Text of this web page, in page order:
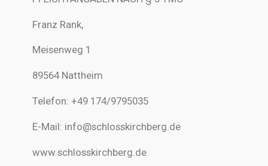
Franz Rank,
Meisenweg 1
89564 Nattheim
Telefon: +49 174/9795035
E-Mail: info@schlosskirchberg.de
www.schlosskirchberg.de